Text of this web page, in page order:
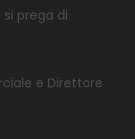
prega di
e Direttore